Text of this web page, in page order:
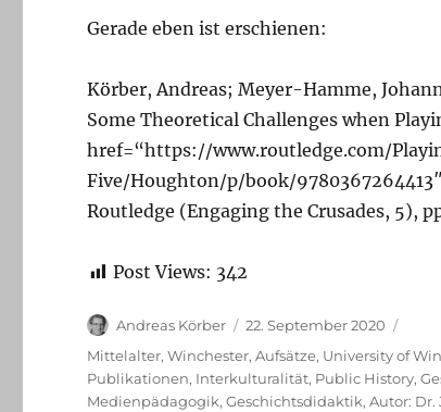
Gerade eben ist erschienen:
Körber, Andreas; Meyer-Hamme,
Some Theoretical Challenges when
href=“https://www.routledge.com/
Five/Houghton/p/book/
Routledge (Engaging the Crusades, 5),
Post Views: 342
Autor
Andreas Körber
Veröffentlicht
22. September 2020
Kategorien
Mittelalter,Winchester,Aufsätze, University of
Publikationen, Interkulturalität, Public History,
Medienpädagogik,Geschichtsdidaktik,Autor: